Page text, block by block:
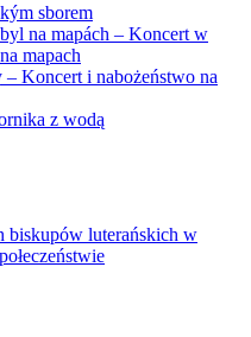
sborem
na mapách – Koncert w
mapach
Koncert i nabożeństwo na
z wodą
biskupów luterańskich w